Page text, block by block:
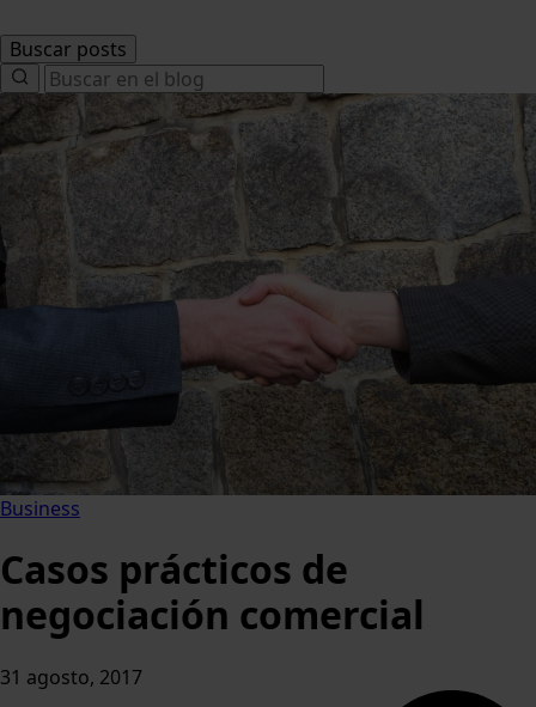
Buscar posts
Search
for:
Business
Casos prácticos de
negociación comercial
31 agosto, 2017